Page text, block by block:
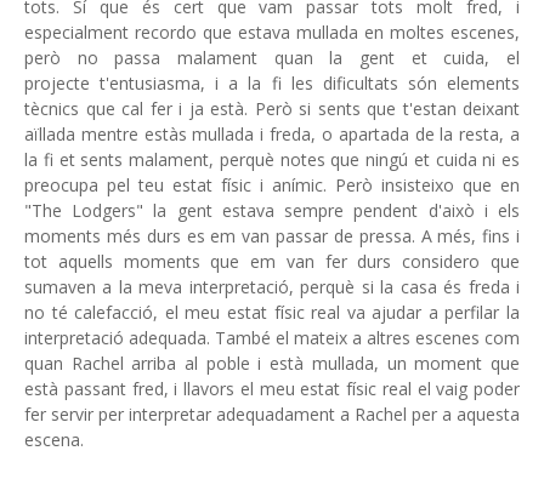
tots. Sí que és cert que vam passar tots molt fred, i
especialment recordo que estava mullada en moltes escenes,
però no passa malament quan la gent et cuida, el
projecte t'entusiasma, i a la fi les dificultats són elements
tècnics que cal fer i ja està. Però si sents que t'estan deixant
aïllada mentre estàs mullada i freda, o apartada de la resta, a
la fi et sents malament, perquè notes que ningú et cuida ni es
preocupa pel teu estat físic i anímic. Però insisteixo que en
"The Lodgers" la gent estava sempre pendent d'això i els
moments més durs es em van passar de pressa. A més, fins i
tot aquells moments que em van fer durs considero que
sumaven a la meva interpretació, perquè si la casa és freda i
no té calefacció, el meu estat físic real va ajudar a perfilar la
interpretació adequada. També el mateix a altres escenes com
quan Rachel arriba al poble i està mullada, un moment que
està passant fred, i llavors el meu estat físic real el vaig poder
fer servir per interpretar adequadament a Rachel per a aquesta
escena.